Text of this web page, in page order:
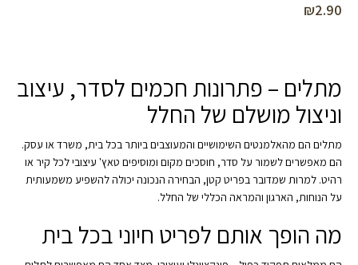
₪2.90
מתלים – פתרונות חכמים לסדר, עיצוב
וניצול מושלם של החלל
מתלים הם מהאלמנטים השימושיים והמעוצבים ביותר בכל בית, משרד או עסק.
הם מאפשרים לשמור על סדר, חוסכים מקום ומוסיפים טאץ' עיצובי לכל קיר או
רהיט. למרות שמדובר בפריט קטן, הבחירה הנכונה יכולה להשפיע משמעותית
על הנוחות, הארגון והמראה הכללי של החלל.
מה הופך אותם לפריט חיוני בכל בית